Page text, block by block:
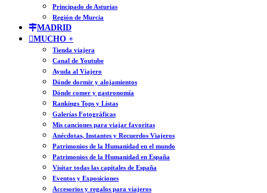
Principado de Asturias
Región de Murcia
MADRID
MUCHO +
Tienda viajera
Canal de Youtube
Ayuda al Viajero
Dónde dormir y alojamientos
Dónde comer y gastronomía
Rankings Tops y Listas
Galerías Fotográficas
Mis canciones para viajar favoritas
Anécdotas, Instantes y Recuerdos Viajeros
Patrimonios de la Humanidad en el mundo
Patrimonios de la Humanidad en España
Visitar todas las capitales de España
Eventos y Exposiciones
Accesorios y regalos para viajeros